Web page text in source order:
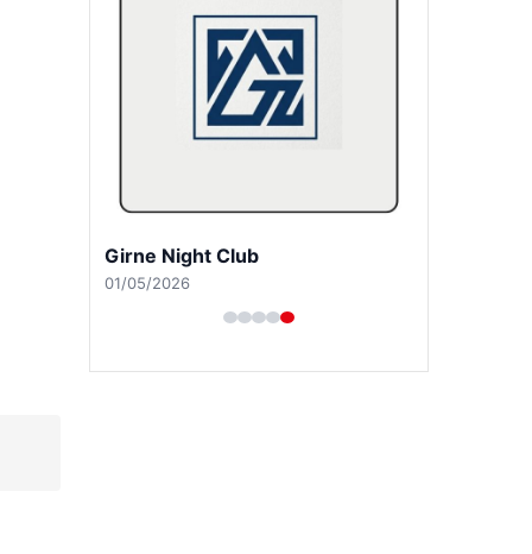
Girne Night Club
01/05/2026